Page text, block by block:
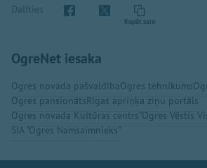
Dalīties
Kopēt saiti
OgreNet iesaka
Ogres novada pašvaldībaOgres tehnikums
Ogres pansionātsRīgas apriņķa ziņu portāls
Ogres novada Kultūras centrs"Ogres Vēstis
SIA "Ogres Namsaimnieks"